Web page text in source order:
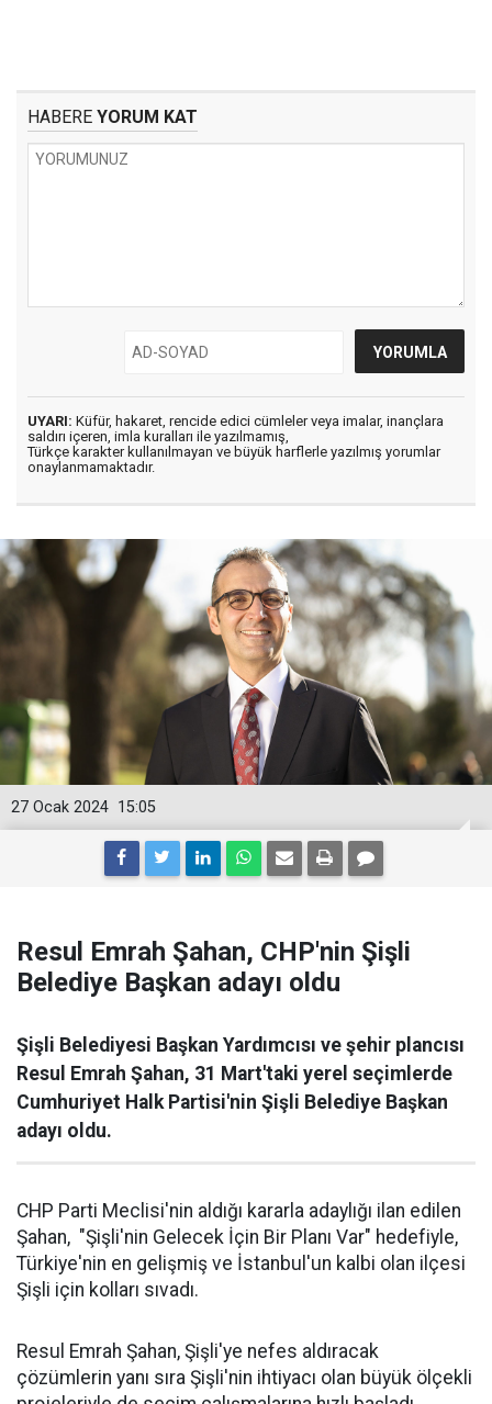
HABERE YORUM KAT
UYARI: Küfür, hakaret, rencide edici cümleler veya imalar, inançlara
saldırı içeren, imla kuralları ile yazılmamış,
Türkçe karakter kullanılmayan ve büyük harflerle yazılmış yorumlar
onaylanmamaktadır.
15:05
27 Ocak 2024
Resul Emrah Şahan, CHP'nin Şişli
Belediye Başkan adayı oldu
Şişli Belediyesi Başkan Yardımcısı ve şehir plancısı
Resul Emrah Şahan, 31 Mart'taki yerel seçimlerde
Cumhuriyet Halk Partisi'nin Şişli Belediye Başkan
adayı oldu.
CHP Parti Meclisi'nin aldığı kararla adaylığı ilan edilen
Şahan, "Şişli'nin Gelecek İçin Bir Planı Var" hedefiyle,
Türkiye'nin en gelişmiş ve İstanbul'un kalbi olan ilçesi
Şişli için kolları sıvadı.
Resul Emrah Şahan, Şişli'ye nefes aldıracak
çözümlerin yanı sıra Şişli'nin ihtiyacı olan büyük ölçekli